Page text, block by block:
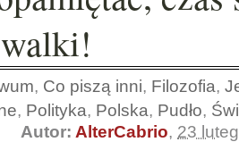
, Co piszą inni, Filozofia,
, Polityka, Polska, Pudło,
Autor: AlterCabrio, 23